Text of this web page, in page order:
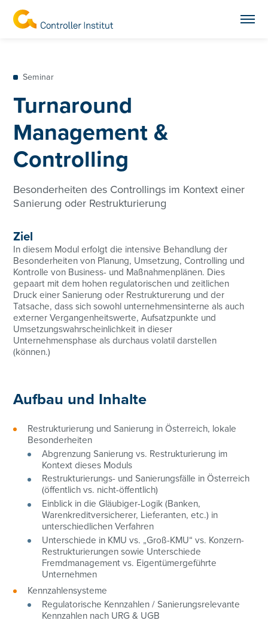
Seminar
Turnaround
Management &
Controlling
Besonderheiten des Controllings im Kontext einer
Sanierung oder Restrukturierung
Ziel
In diesem Modul erfolgt die intensive Behandlung der
Besonderheiten von Planung, Umsetzung, Controlling und
Kontrolle von Business- und Maßnahmenplänen. Dies
gepaart mit dem hohen regulatorischen und zeitlichen
Druck einer Sanierung oder Restrukturerung und der
Tatsache, dass sich sowohl unternehmensinterne als auch
externer Vergangenheitswerte, Aufsatzpunkte und
Umsetzungswahrscheinlichkeit in dieser
Unternehmensphase als durchaus volatil darstellen
(können.)
Aufbau und Inhalte
Restrukturierung und Sanierung in Österreich, lokale
Besonderheiten
Abgrenzung Sanierung vs. Restrukturierung im
Kontext dieses Moduls
Restrukturierungs- und Sanierungsfälle in Österreich
(öffentlich vs. nicht-öffentlich)
Einblick in die Gläubiger-Logik (Banken,
Warenkreditversicherer, Lieferanten, etc.) in
unterschiedlichen Verfahren
Unterschiede in KMU vs. „Groß-KMU“ vs. Konzern-
Restrukturierungen sowie Unterschiede
Fremdmanagement vs. Eigentümergeführte
Unternehmen
Kennzahlensysteme
Regulatorische Kennzahlen / Sanierungsrelevante
Kennzahlen nach URG & UGB